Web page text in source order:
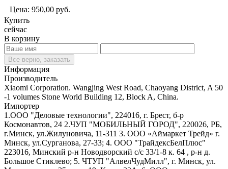
Цена: 950,00 руб.
Купить
сейчас
В корзину
Все верно, заказать
Информация
Производитель
Xiaomi Corporation. Wangjing West Road, Chaoyang District, A 50
-1 volumes Stone World Building 12, Block A, China.
Импортер
1.ООО "Деловые технологии", 224016, г. Брест, б-р
Космонавтов, 24 2.ЧУП "МОБИЛЬНЫЙ ГОРОД", 220026, РБ,
г.Минск, ул.Жилуновича, 11-311 3. ООО «Аймаркет Трейд» г.
Минск, ул.Сурганова, 27-33; 4. ООО "ТрайдексБелПлюс"
223016, Минский р-н Новодворский с/с 33/1-8 к. 64 , р-н д.
Большое Стиклево; 5. ЧТУП "АлвелЧудМилл", г. Минск, ул.